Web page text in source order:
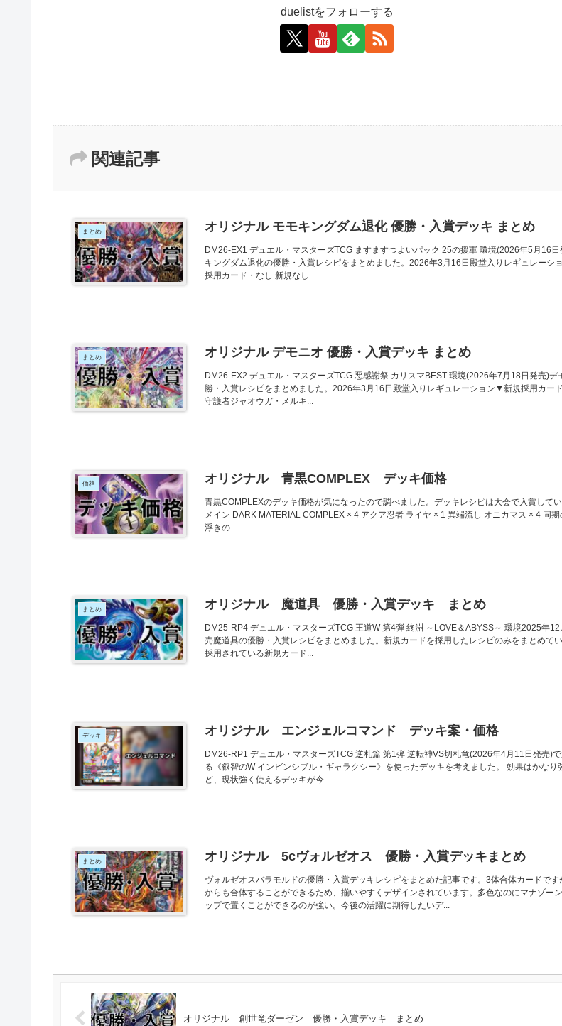
duelistをフォローする
関連記事
まとめ オリジナル モモキングダム退化 優勝・入賞デッキ まとめ
DM26-EX1 デュエル・マスターズTCG ますますつよいパック 25の援軍 環境(2026年5月16日
キングダム退化の優勝・入賞レシピをまとめました。2026年3月16日殿堂入りレギュレーシ
採用カード・なし 新規なし
まとめ オリジナル デモニオ 優勝・入賞デッキ まとめ
DM26-EX2 デュエル・マスターズTCG 悪感謝祭 カリスマBEST 環境(2026年7月18日発売)デ
勝・入賞レシピをまとめました。2026年3月16日殿堂入りレギュレーション▼新規採用カー
守護者ジャオウガ・メルキ...
価格 オリジナル 青黒COMPLEX デッキ価格
青黒COMPLEXのデッキ価格が気になったので調べました。デッキレシピは大会で入賞してい
メイン DARK MATERIAL COMPLEX × 4 アクア忍者 ライヤ × 1 異端流し オニカマス × 4 同期
浮きの...
まとめ オリジナル 魔道具 優勝・入賞デッキ まとめ
DM25-RP4 デュエル・マスターズTCG 王道W 第4弾 終淵 ～LOVE＆ABYSS～ 環境2025年12
売魔道具の優勝・入賞レシピをまとめました。新規カードを採用したレシピのみをまとめて
採用されている新規カード...
デッキ オリジナル エンジェルコマンド デッキ案・価格
DM26-RP1 デュエル・マスターズTCG 逆札篇 第1弾 逆転神VS切札竜(2026年4月11日発売)
る《叡智のW インビンシブル・ギャラクシー》を使ったデッキを考えました。 効果はかなり
ど、現状強く使えるデッキが今...
まとめ オリジナル 5cヴォルゼオス 優勝・入賞デッキまとめ
ヴォルゼオスバラモルドの優勝・入賞デッキレシピをまとめた記事です。3体合体カードです
からも合体することができるため、揃いやすくデザインされています。多色なのにマナゾー
ップで置くことができるのが強い。今後の活躍に期待したいデ...
オリジナル 創世竜ダーゼン 優勝・入賞デッキ まとめ